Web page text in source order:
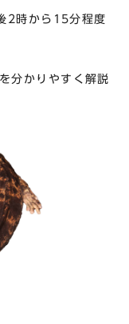
から15分程度
かりやすく解説